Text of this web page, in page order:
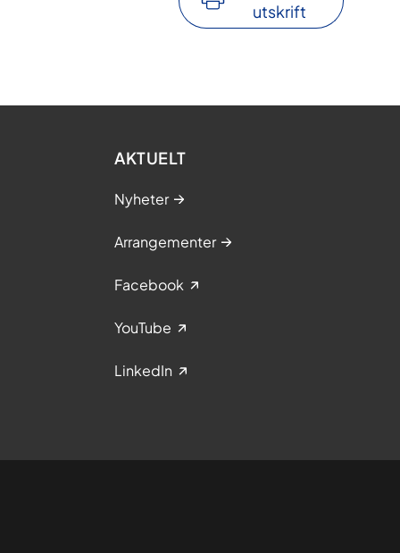
utskrift
AKTUELT
Nyheter
Arrangementer
Facebook
YouTube
LinkedIn